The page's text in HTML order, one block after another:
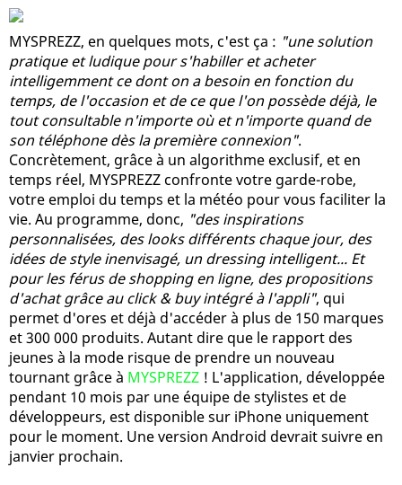
MYSPREZZ, en quelques mots, c'est ça : "une solution
pratique et ludique pour s'habiller et acheter
intelligemment ce dont on a besoin en fonction du
temps, de l'occasion et de ce que l'on possède déjà, le
tout consultable n'importe où et n'importe quand de
son téléphone dès la première connexion".
Concrètement, grâce à un algorithme exclusif, et en
temps réel, MYSPREZZ confronte votre garde-robe,
votre emploi du temps et la météo pour vous faciliter la
vie. Au programme, donc, "des inspirations
personnalisées, des looks différents chaque jour, des
idées de style inenvisagé, un dressing intelligent... Et
pour les férus de shopping en ligne, des propositions
d'achat grâce au click & buy intégré à l'appli", qui
permet d'ores et déjà d'accéder à plus de 150 marques
et 300 000 produits. Autant dire que le rapport des
jeunes à la mode risque de prendre un nouveau
tournant grâce à MYSPREZZ ! L'application, développée
pendant 10 mois par une équipe de stylistes et de
développeurs, est disponible sur iPhone uniquement
pour le moment. Une version Android devrait suivre en
janvier prochain.